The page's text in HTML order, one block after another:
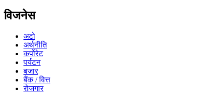
विजनेस
अटो
अर्थनीति
कर्पोरेट
पर्यटन
बजार
बैंक / वित्त
रोजगार